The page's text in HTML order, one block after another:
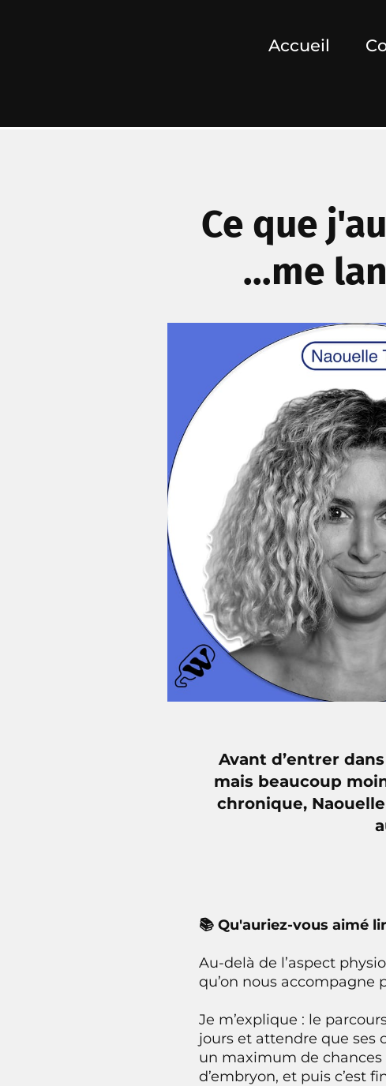
Accueil
Ce que
...me
Avant d’entrer
mais beaucoup
chronique,
📚 Qu'auriez-vous aimé
Au-delà de l’aspect
qu’on nous accompagne
Je m’explique : le
jours et attendre que ses
un maximum de chances
d’embryon, et puis c’est